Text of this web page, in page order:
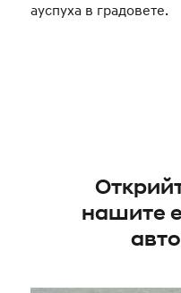
ауспуха в градовете.
нашите